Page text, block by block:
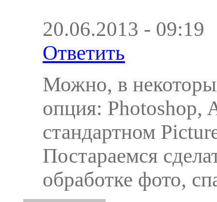
20.06.2013 - 09:19
Ответить
Можно, в
опция: Photoshop,
стандартном
Постараемся
обработке фото,